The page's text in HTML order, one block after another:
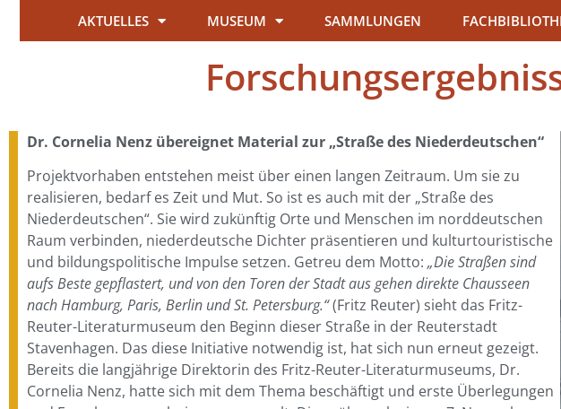
AKTUELLES MUSEUM SAMMLUNGEN
Dr. Cornelia Nenz übereignet Material zur „Straße des Niederdeutschen“
Projektvorhaben entstehen meist über einen langen Zeitraum. Um sie zu
realisieren, bedarf es Zeit und Mut. So ist es auch mit der „Straße des
Niederdeutschen“. Sie wird zukünftig Orte und Menschen im norddeutschen
Raum verbinden, niederdeutsche Dichter präsentieren und kulturtouristische
und bildungspolitische Impulse setzen. Getreu dem Motto: „Die Straßen sind
aufs Beste gepflastert, und von den Toren der Stadt aus gehen direkte Chausseen
nach Hamburg, Paris, Berlin und St. Petersburg.“(Fritz Reuter) sieht das Fritz-
Reuter-Literaturmuseum den Beginn dieser Straße in der Reuterstadt
Stavenhagen. Das diese Initiative notwendig ist, hat sich nun erneut gezeigt.
Bereits die langjährige Direktorin des Fritz-Reuter-Literaturmuseums, Dr.
Cornelia Nenz, hatte sich mit dem Thema beschäftigt und erste Überlegungen